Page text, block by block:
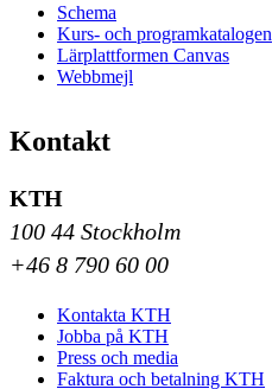
Schema
Kurs- och programkatalogen
Lärplattformen Canvas
Webbmejl
Kontakt
KTH
100 44 Stockholm
+46 8 790 60 00
Kontakta KTH
Jobba på KTH
Press och media
Faktura och betalning KTH